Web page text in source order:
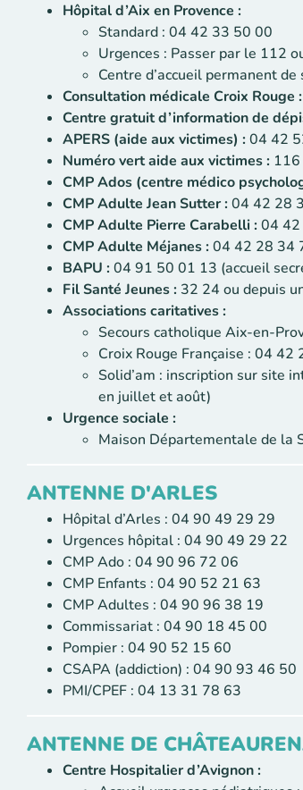
Hôpital d’Aix en Provence :
Standard : 04 42 33 50 00
Urgences : Passer par le 112
Centre d’accueil permanent
Consultation médicale Croix Rouge :
Centre gratuit d’information de
APERS (aide aux victimes) :04 42
Numéro vert aide aux victimes :
CMP Ados (centre médico
CMP Adulte Jean Sutter :04 42 28
CMP Adulte Pierre Carabelli :04
CMP Adulte Méjanes :04 42 28 34
BAPU :04 91 50 01 13 (accueil
Fil Santé Jeunes : 32 24 ou depuis
Associations caritatives :
Secours catholique Aix-en-
Croix Rouge Française : 04
Solid’am : inscription sur site
en juillet et août)
Urgence sociale :
Maison Départementale de la
ANTENNE D'ARLES
Hôpital d’Arles : 04 90 49 29 29
Urgences hôpital : 04 90 49 29 22
CMP Ado : 04 90 96 72 06
CMP Enfants : 04 90 52 21 63
CMP Adultes : 04 90 96 38 19
Commissariat : 04 90 18 45 00
Pompier : 04 90 52 15 60
CSAPA (addiction) : 04 90 93 46 50
PMI/CPEF : 04 13 31 78 63
ANTENNE DE
Centre Hospitalier d’Avignon :